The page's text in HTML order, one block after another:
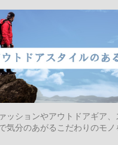
ッションやアウトドアギア
気分のあがるこだわりのモノ